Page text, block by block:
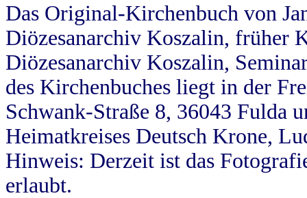
Das Original-Kirchenbuch von
Diözesanarchiv Koszalin, früher
Diözesanarchiv Koszalin,
des Kirchenbuches liegt in der
Schwank-Straße 8, 36043 Fulda
Heimatkreises Deutsch Krone,
Hinweis: Derzeit ist das
erlaubt.